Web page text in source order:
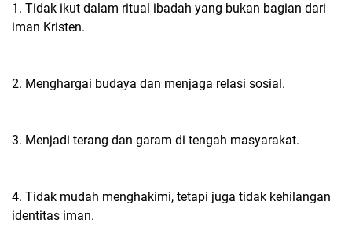
1. Tidak ikut dalam ritual ibadah yang bukan bagian dari
iman Kristen.
2. Menghargai budaya dan menjaga relasi sosial.
3. Menjadi terang dan garam di tengah masyarakat.
4. Tidak mudah menghakimi, tetapi juga tidak kehilangan
identitas iman.